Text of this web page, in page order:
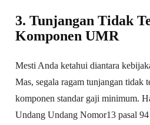
3. Tunjangan Tidak
Komponen UMR
Mesti Anda ketahui diantara
Mas, segala ragam tunjangan tidak
komponen standar gaji minimum.
Undang Undang Nomor13 pasal